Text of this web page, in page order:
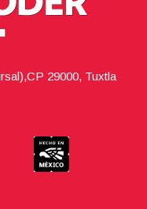
29000, Tuxtla